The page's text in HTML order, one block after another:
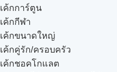
เค้กการ์ตูน
เค้กกีฬา
เค้กขนาดใหญ่
เค้กคู่รัก/ครอบครัว
เค้กชอคโกแลต